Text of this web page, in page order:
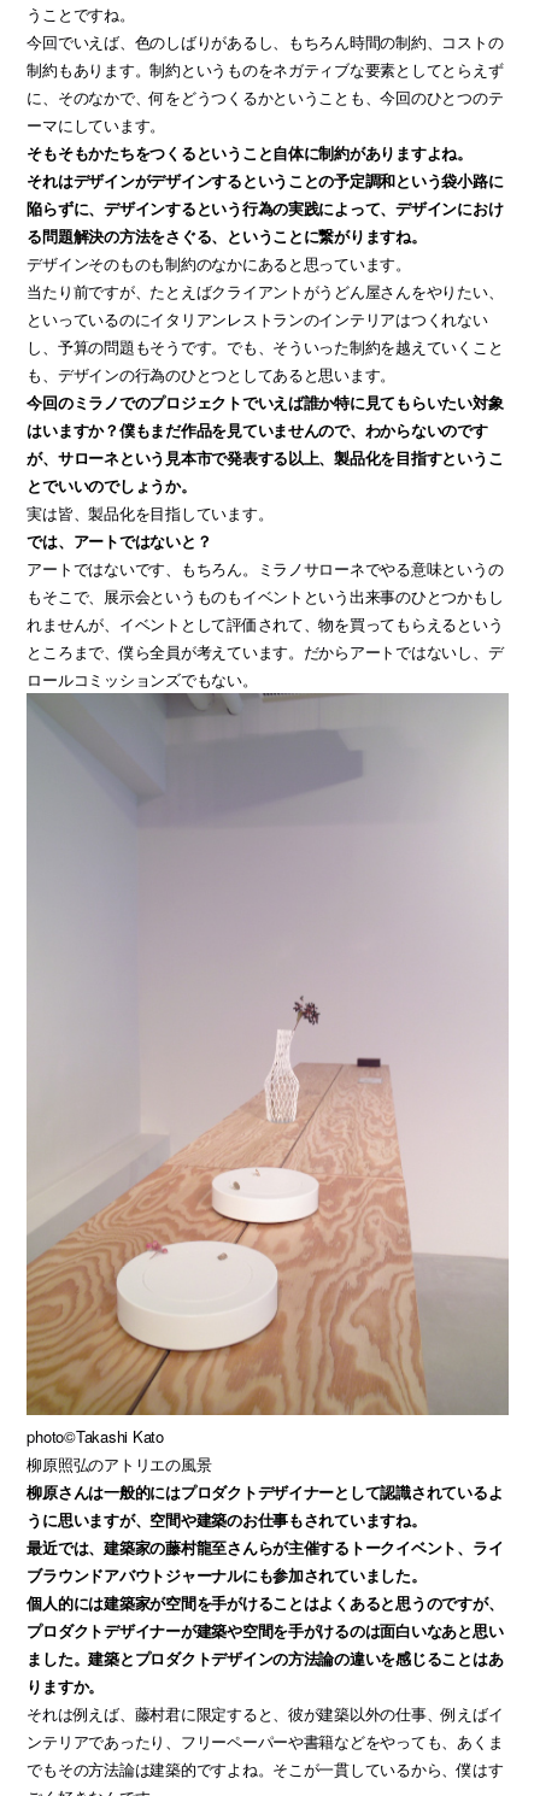
うことですね。
今回でいえば、色のしばりがあるし、もちろん時間の制約、コストの
制約もあります。制約というものをネガティブな要素としてとらえず
に、そのなかで、何をどうつくるかということも、今回のひとつのテ
ーマにしています。
そもそもかたちをつくるということ自体に制約がありますよね。
それはデザインがデザインするということの予定調和という袋小路に
陥らずに、デザインするという行為の実践によって、デザインにおけ
る問題解決の方法をさぐる、ということに繋がりますね。
デザインそのものも制約のなかにあると思っています。
当たり前ですが、たとえばクライアントがうどん屋さんをやりたい、
といっているのにイタリアンレストランのインテリアはつくれない
し、予算の問題もそうです。でも、そういった制約を越えていくこと
も、デザインの行為のひとつとしてあると思います。
今回のミラノでのプロジェクトでいえば誰か特に見てもらいたい対象
はいますか？僕もまだ作品を見ていませんので、わからないのです
が、サローネという見本市で発表する以上、製品化を目指すというこ
とでいいのでしょうか。
実は皆、製品化を目指しています。
では、アートではないと？
アートではないです、もちろん。ミラノサローネでやる意味というの
もそこで、展示会というものもイベントという出来事のひとつかもし
れませんが、イベントとして評価されて、物を買ってもらえるという
ところまで、僕ら全員が考えています。だからアートではないし、デ
ロールコミッションズでもない。
photo©Takashi Kato
柳原照弘のアトリエの風景
柳原さんは一般的にはプロダクトデザイナーとして認識されているよ
うに思いますが、空間や建築のお仕事もされていますね。
最近では、建築家の藤村龍至さんらが主催するトークイベント、ライ
ブラウンドアバウトジャーナルにも参加されていました。
個人的には建築家が空間を手がけることはよくあると思うのですが、
プロダクトデザイナーが建築や空間を手がけるのは面白いなあと思い
ました。建築とプロダクトデザインの方法論の違いを感じることはあ
りますか。
それは例えば、藤村君に限定すると、彼が建築以外の仕事、例えばイ
ンテリアであったり、フリーペーパーや書籍などをやっても、あくま
でもその方法論は建築的ですよね。そこが一貫しているから、僕はす